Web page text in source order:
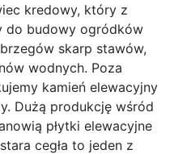
kredowy, który z
do budowy ogródków
skarp stawów,
wodnych. Poza
kamień elewacyjny
Dużą produkcję wśród
płytki elewacyjne
cegła to jeden z